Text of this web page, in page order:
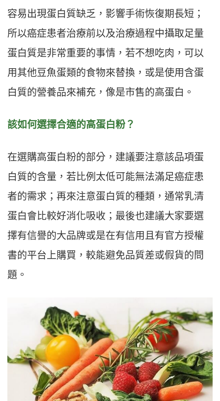
容易出現蛋白質缺乏，影響手術恢復期長短；
所以癌症患者治療前以及治療過程中攝取足量
蛋白質是非常重要的事情，若不想吃肉，可以
用其他豆魚蛋類的食物來替換，或是使用含蛋
白質的營養品來補充，像是市售的高蛋白。
該如何選擇合適的高蛋白粉？
在選購高蛋白粉的部分，建議要注意該品項蛋
白質的含量，若比例太低可能無法滿足癌症患
者的需求；再來注意蛋白質的種類，通常乳清
蛋白會比較好消化吸收；最後也建議大家要選
擇有信譽的大品牌或是在有信用且有官方授權
書的平台上購買，較能避免品質差或假貨的問
題。